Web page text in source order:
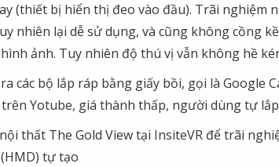
(thiết bị hiển thị đeo vào đầu). Trãi nghiệm
nhiên lại dễ sử dụng, và cũng không cồng
ảnh. Tuy nhiên độ thú vị vẫn không hề
các bộ lắp ráp bằng giấy bồi, gọi là Google
trên Yotube, giá thành thấp, người dùng tự
nội thất The Gold View tại InsiteVR để trãi
tự tạo